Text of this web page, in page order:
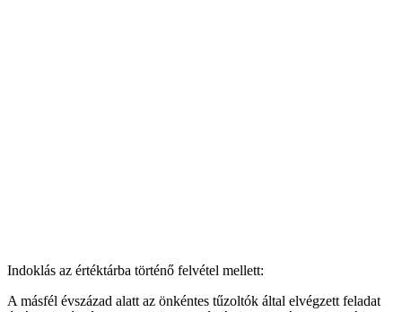
Indoklás az értéktárba történő felvétel mellett:
A másfél évszázad alatt az önkéntes tűzoltók által elvégzett feladat